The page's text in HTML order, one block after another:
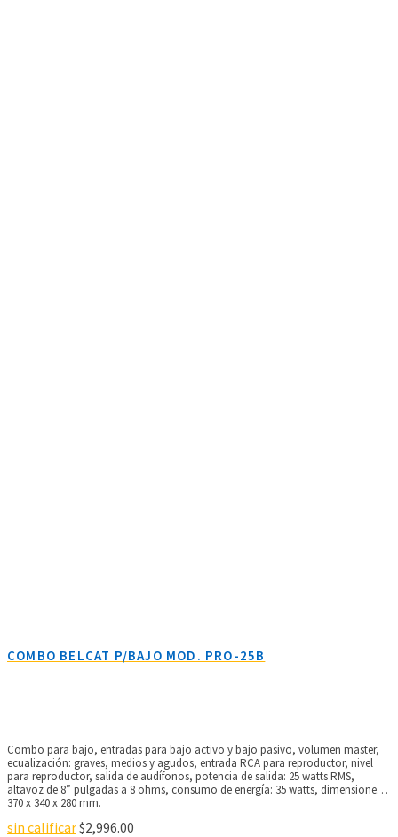
COMBO BELCAT P/BAJO MOD. PRO-25B
Combo para bajo, entradas para bajo activo y bajo pasivo, volumen master,
ecualización: graves, medios y agudos, entrada RCA para reproductor, nivel
para reproductor, salida de audífonos, potencia de salida: 25 watts RMS,
altavoz de 8” pulgadas a 8 ohms, consumo de energía: 35 watts, dimensiones:
370 x 340 x 280 mm.
sin calificar$2,996.00